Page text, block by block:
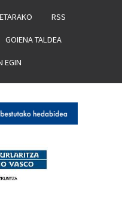
RSS
GOIENA TALDEA
EGIN